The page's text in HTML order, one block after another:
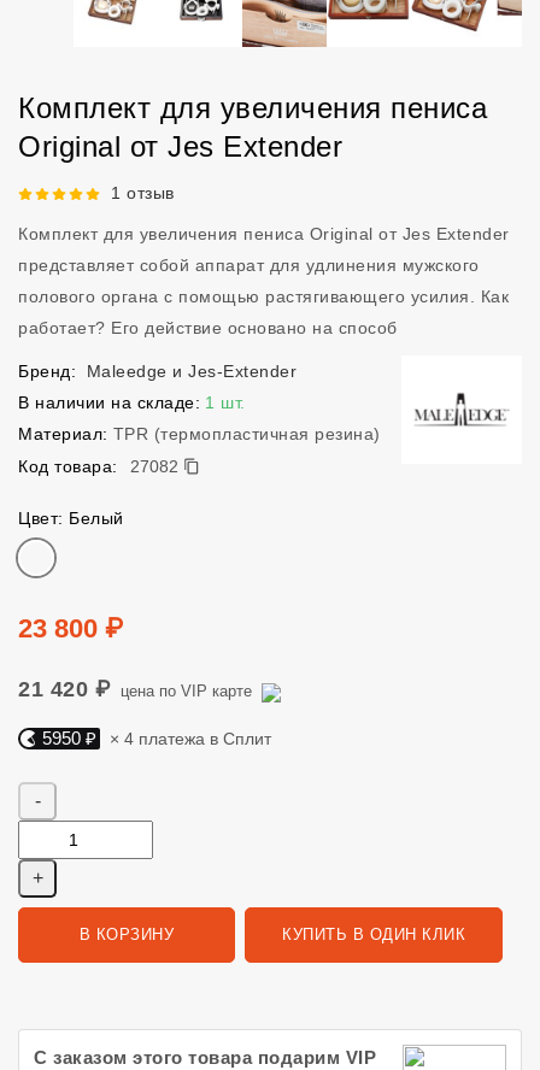
Комплект для увеличения пениса
Original от Jes Extender
Рейтинг 5 из 5.1 отзыв
Комплект для увеличения пениса Original от Jes Extender
представляет собой аппарат для удлинения мужского
полового органа с помощью растягивающего усилия. Как
работает? Его действие основано на способ
Бренд:
Maleedge и Jes-Extender
В наличии на складе: 1 шт.
Материал: TPR (термопластичная резина)
Код товара:
27082
27082
Цвет: Белый
Цвет
Цена
23 800 ₽
21 420 ₽ цена по VIP карте
Яндекс Сплит. 5950 руб, 4 платежа в Сплит
5950 ₽ × 4 платежа в Сплит
В КОРЗИНУ КУПИТЬ В ОДИН КЛИК
С заказом этого товара подарим VIP